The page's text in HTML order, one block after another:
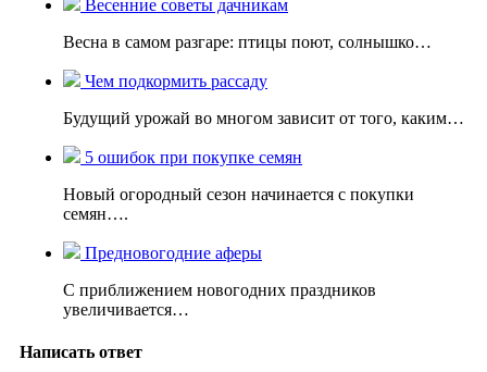
Весенние советы дачникам
Весна в самом разгаре: птицы поют, солнышко…
Чем подкормить рассаду
Будущий урожай во многом зависит от того, каким…
5 ошибок при покупке семян
Новый огородный сезон начинается с покупки
семян….
Предновогодние аферы
С приближением новогодних праздников
увеличивается…
Написать ответ